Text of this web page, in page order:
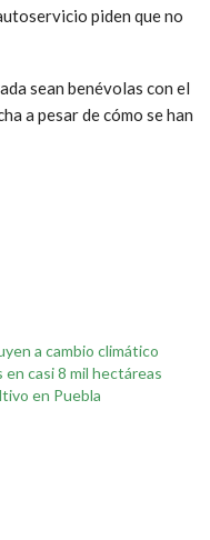
piden que no
sean benévolas con el
a pesar de cómo se han
a cambio climático
en casi 8 mil hectáreas
en Puebla